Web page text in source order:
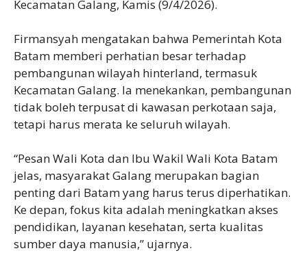
Kecamatan Galang, Kamis (9/4/2026).
‎Firmansyah mengatakan bahwa Pemerintah Kota
Batam memberi perhatian besar terhadap
pembangunan wilayah hinterland, termasuk
Kecamatan Galang. Ia menekankan, pembangunan
tidak boleh terpusat di kawasan perkotaan saja,
tetapi harus merata ke seluruh wilayah.
‎“Pesan Wali Kota dan Ibu Wakil Wali Kota Batam
jelas, masyarakat Galang merupakan bagian
penting dari Batam yang harus terus diperhatikan.
Ke depan, fokus kita adalah meningkatkan akses
pendidikan, layanan kesehatan, serta kualitas
sumber daya manusia,” ujarnya.